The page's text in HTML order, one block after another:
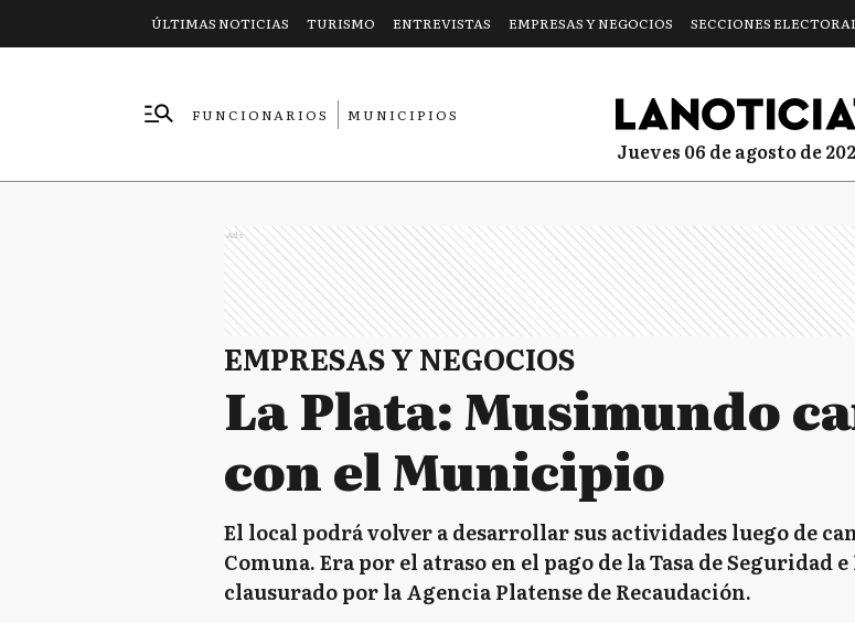
ÚLTIMAS NOTICIAS TURISMO ENTREVISTAS EMPRESAS Y NEGOCIOS SECCIONES
FUNCIONARIOS
MUNICIPIOS
jueves 06 de agosto de
Ads
EMPRESAS Y NEGOCIOS
La Plata: Musimundo
con el Municipio
El local podrá volver a desarrollar sus actividades luego de
Comuna. Era por el atraso en el pago de la Tasa de
clausurado por la Agencia Platense de Recaudación.